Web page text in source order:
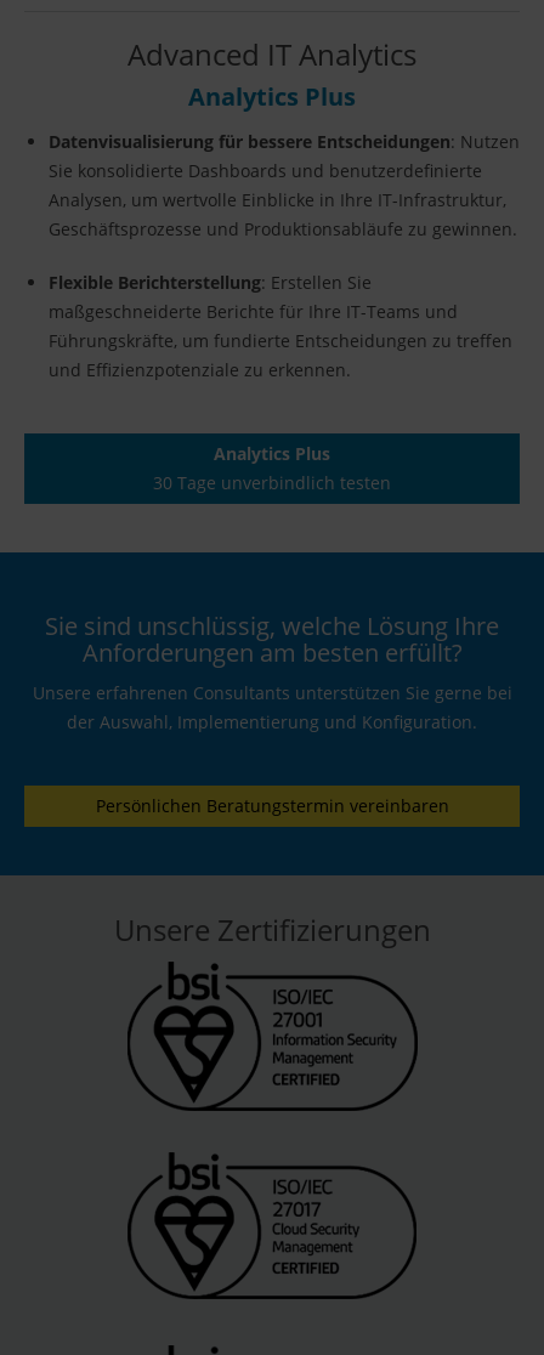
Advanced IT Analytics
Analytics Plus
Datenvisualisierung für bessere Entscheidungen: Nutzen
Sie konsolidierte Dashboards und benutzerdefinierte
Analysen, um wertvolle Einblicke in Ihre IT-Infrastruktur,
Geschäftsprozesse und Produktionsabläufe zu gewinnen.
Flexible Berichterstellung: Erstellen Sie
maßgeschneiderte Berichte für Ihre IT-Teams und
Führungskräfte, um fundierte Entscheidungen zu treffen
und Effizienzpotenziale zu erkennen.
Analytics Plus
30 Tage unverbindlich testen
Sie sind unschlüssig, welche Lösung Ihre
Anforderungen am besten erfüllt?
Unsere erfahrenen Consultants unterstützen Sie gerne bei
der Auswahl, Implementierung und Konfiguration.
Persönlichen Beratungstermin vereinbaren
Unsere Zertifizierungen